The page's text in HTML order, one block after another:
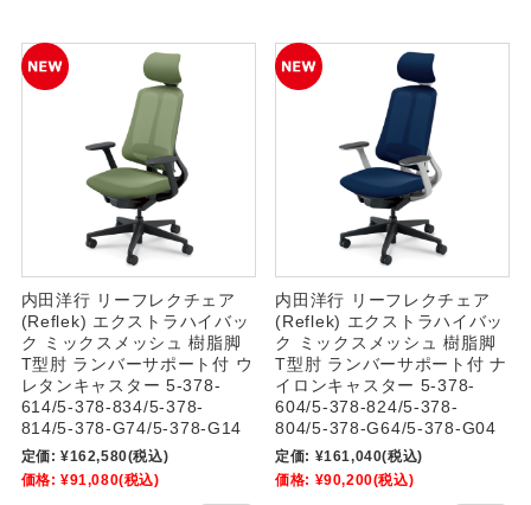
内田洋行 リーフレクチェア
(Reflek) エクストラハイバッ
ク ミックスメッシュ 樹脂脚
T型肘 ランバーサポート付 ウ
レタンキャスター 5-378-
614/5-378-834/5-378-
814/5-378-G74/5-378-G14
定価: ¥162,580(税込)
価格: ¥91,080(税込)
内田洋行 リーフレクチェア
(Reflek) エクストラハイバッ
ク ミックスメッシュ 樹脂脚
T型肘 ランバーサポート付 ナ
イロンキャスター 5-378-
604/5-378-824/5-378-
804/5-378-G64/5-378-G04
定価: ¥161,040(税込)
価格: ¥90,200(税込)